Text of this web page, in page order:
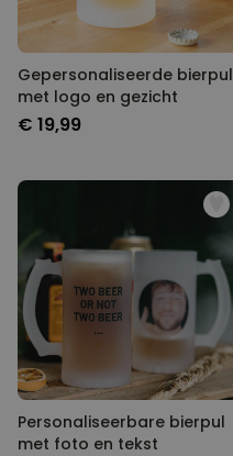
Gepersonaliseerde bierpul
met logo en gezicht
€ 19,99
Personaliseerbare bierpul
met foto en tekst